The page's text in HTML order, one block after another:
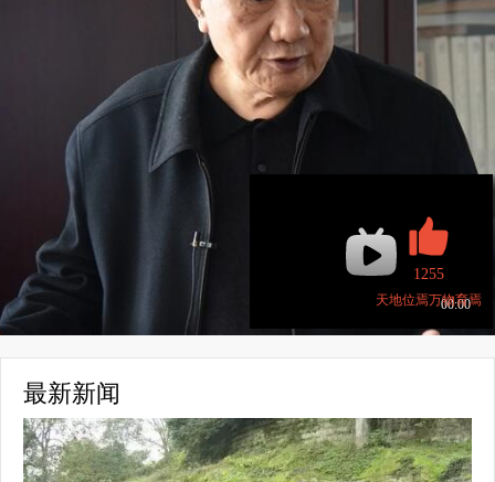
1255
天地位焉万物育焉
最新新闻